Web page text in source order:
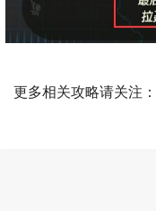
更多相关攻略请关注：